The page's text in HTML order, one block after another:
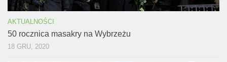
AKTUALNOŚCI
50 rocznica masakry na Wybrzeżu
18 GRU, 2020